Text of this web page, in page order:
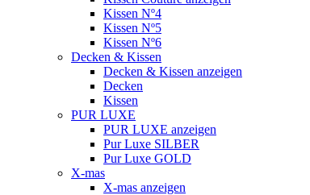
Kissen Nº4
Kissen Nº5
Kissen Nº6
Decken & Kissen
Decken & Kissen anzeigen
Decken
Kissen
PUR LUXE
PUR LUXE anzeigen
Pur Luxe SILBER
Pur Luxe GOLD
X-mas
X-mas anzeigen